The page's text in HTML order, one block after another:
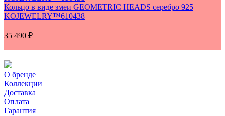
Кольцо в виде змеи GEOMETRIC HEADS серебро 925
KOJEWELRY™610438
35 490 ₽
О бренде
Коллекции
Доставка
Оплата
Гарантия